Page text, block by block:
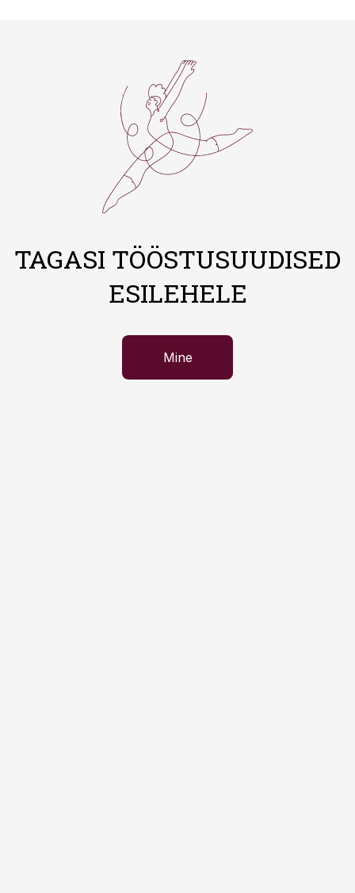
TAGASI TÖÖSTUSUUDISED
ESILEHELE
Mine